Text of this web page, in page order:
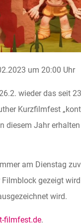
um 20:00 Uhr
wieder das seit
Kurzfilmfest
diesem Jahr
am Dienstag
Filmblock gezeigt
wird.
filmfest.de.